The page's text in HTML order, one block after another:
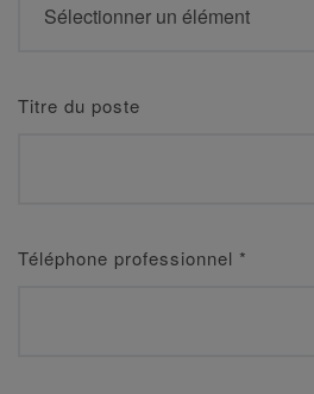
Titre du poste
Téléphone professionnel *